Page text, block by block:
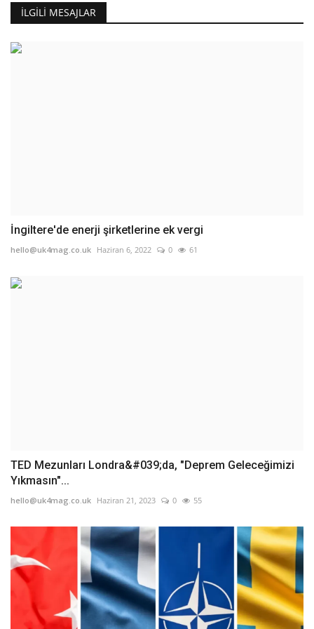
İLGILI MESAJLAR
İngiltere'de enerji şirketlerine ek vergi
hello@uk4mag.co.uk Haziran 6, 2022 0 61
TED Mezunları Londra&#039;da, "Deprem Geleceğimizi
Yıkmasın"...
hello@uk4mag.co.uk Haziran 21, 2023 0 55